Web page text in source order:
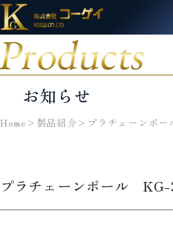
お知らせ
Home > 製品紹介 > プラチェーンポ
プラチェーンポール KG-